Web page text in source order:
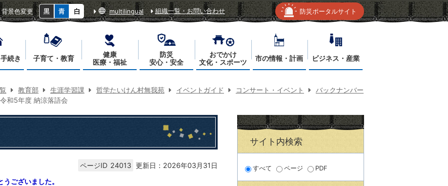
背景色変更 multilingual 組織一覧・お問い合わせ 防災ポータルサイト
続き 子育て・教育
健康
医療・福祉
防災
安心・安全
おでかけ
文化・スポーツ
市の情報・計画 ビジネス・産業
教育部 生涯学習課 哲学たいけん村無我苑 イベントガイド コンサート・イベント
バックナンバー
令和5年度 納涼落語会
ページID 24013 更新日：2026年03月31日
ございました。
サイト内検索
すべて ページ PDF